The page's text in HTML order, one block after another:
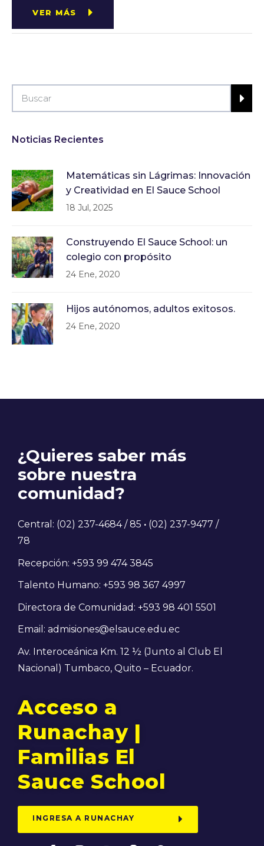
VER MÁS
Noticias Recientes
Matemáticas sin Lágrimas: Innovación
y Creatividad en El Sauce School
18 Jul, 2025
Construyendo El Sauce School: un
colegio con propósito
24 Ene, 2020
Hijos autónomos, adultos exitosos.
24 Ene, 2020
¿Quieres saber más
sobre nuestra
comunidad?
Central: (02) 237-4684 / 85 · (02) 237-9477 /
78
Recepción: +593 99 474 3845
Talento Humano: +593 98 367 4997
Directora de Comunidad: +593 98 401 5501
Email: admisiones@elsauce.edu.ec
Av. Interoceánica Km. 12 ½ (Junto al Club El
Nacional) Tumbaco, Quito – Ecuador.
Acceso a
Runachay |
Familias El
Sauce School
INGRESA A RUNACHAY